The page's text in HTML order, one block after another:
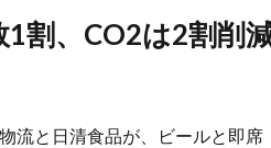
流と日清食品が、ビールと即席